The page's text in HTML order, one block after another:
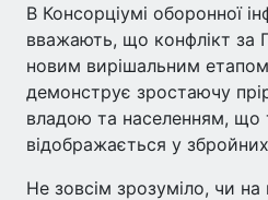
В Консорціумі оборонної
вважають, що конфлікт за
новим вирішальним етапом
демонструє зростаючу
владою та населенням, що
відображається у
Не зовсім зрозуміло, чи